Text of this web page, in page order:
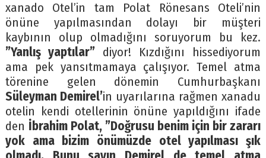
xanado Otel’in tam Polat Rönesans Oteli’nin
önüne yapılmasından dolayı bir müşteri
kaybının olup olmadığını soruyorum bu kez.
”Yanlış yaptılar” diyor! Kızdığını hissediyorum
ama pek yansıtmamaya çalışıyor. Temel atma
törenine gelen dönemin Cumhurbaşkanı
Süleyman Demirel’in uyarılarına rağmen xanadu
otelin kendi otellerinin önüne yapıldığını ifade
den İbrahim Polat, ”Doğrusu benim için bir zararı
yok ama bizim önümüzde otel yapılması şık